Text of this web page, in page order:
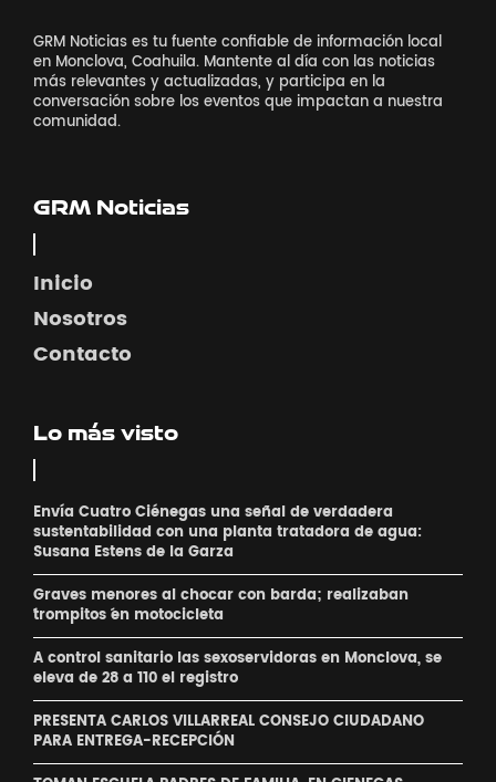
GRM Noticias es tu fuente confiable de información local
en Monclova, Coahuila. Mantente al día con las noticias
más relevantes y actualizadas, y participa en la
conversación sobre los eventos que impactan a nuestra
comunidad.
GRM Noticias
Inicio
Nosotros
Contacto
Lo más visto
Envía Cuatro Ciénegas una señal de verdadera
sustentabilidad con una planta tratadora de agua:
Susana Estens de la Garza
Graves menores al chocar con barda; realizaban
´trompitos ´en motocicleta
A control sanitario las sexoservidoras en Monclova, se
eleva de 28 a 110 el registro
PRESENTA CARLOS VILLARREAL CONSEJO CIUDADANO
PARA ENTREGA-RECEPCIÓN